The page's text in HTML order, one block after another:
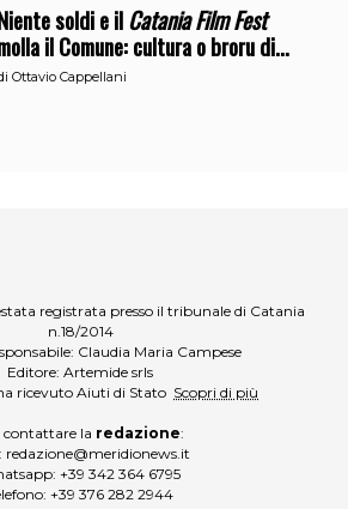
soldi e ilCatania Film Fest
il Comune: cultura o broru di
Ottavio Cappellani
registrata presso il tribunale di Catania
n.18/2014
Claudia Maria Campese
Editore: Artemide srls
ricevuto Aiuti di Stato Scopri di più
contattare la redazione:
redazione@meridionews.it
+39 342 364 6795
+39 376 282 2944